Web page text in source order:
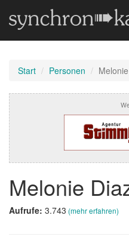
Start Personen
Melonie
Aufrufe: 3.743 (mehr erfahren)